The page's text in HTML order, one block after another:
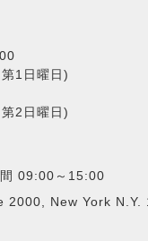
1日曜日)
2日曜日)
09:00～15:00
New York N.Y.